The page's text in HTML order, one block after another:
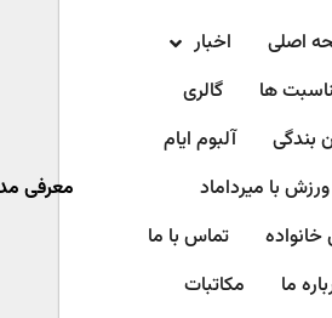
اصلی
اخبار
ها
گالری
بندگی
آلبوم ایام
ورزش با میرداماد​
تماس با ما
ما
مکاتبات
معرفی